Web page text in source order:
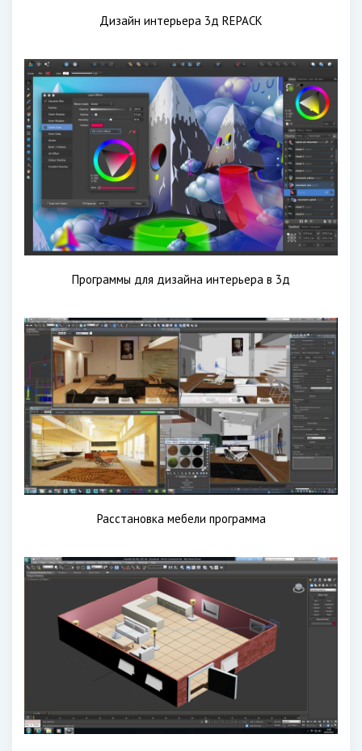
Дизайн интерьера 3д REPACK
Программы для дизайна интерьера в 3д
Расстановка мебели программа